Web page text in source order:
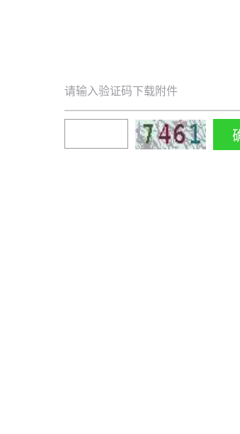
请输入验证码下载附件